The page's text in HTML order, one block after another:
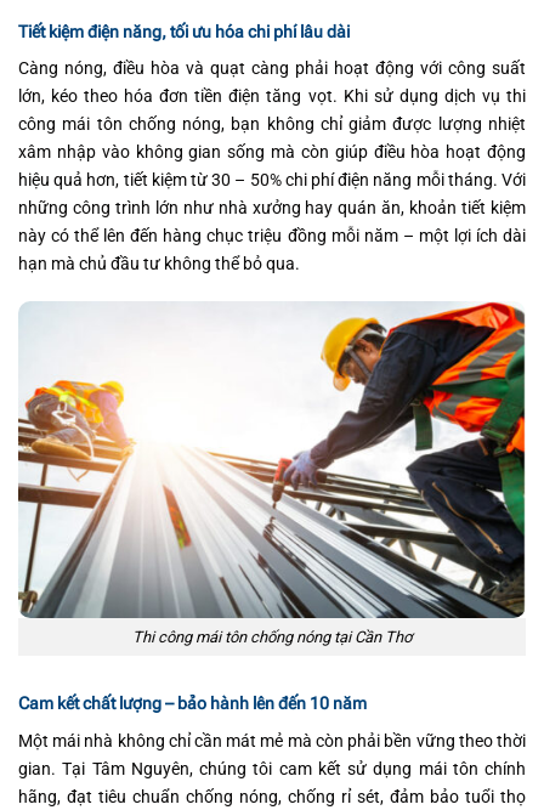
Tiết kiệm điện năng, tối ưu hóa chi phí lâu dài
Càng nóng, điều hòa và quạt càng phải hoạt động với công suất
lớn, kéo theo hóa đơn tiền điện tăng vọt. Khi sử dụng dịch vụ thi
công mái tôn chống nóng, bạn không chỉ giảm được lượng nhiệt
xâm nhập vào không gian sống mà còn giúp điều hòa hoạt động
hiệu quả hơn, tiết kiệm từ 30 – 50% chi phí điện năng mỗi tháng. Với
những công trình lớn như nhà xưởng hay quán ăn, khoản tiết kiệm
này có thể lên đến hàng chục triệu đồng mỗi năm – một lợi ích dài
hạn mà chủ đầu tư không thể bỏ qua.
Thi công mái tôn chống nóng tại Cần Thơ
Cam kết chất lượng – bảo hành lên đến 10 năm
Một mái nhà không chỉ cần mát mẻ mà còn phải bền vững theo thời
gian. Tại Tâm Nguyên, chúng tôi cam kết sử dụng mái tôn chính
hãng, đạt tiêu chuẩn chống nóng, chống rỉ sét, đảm bảo tuổi thọ